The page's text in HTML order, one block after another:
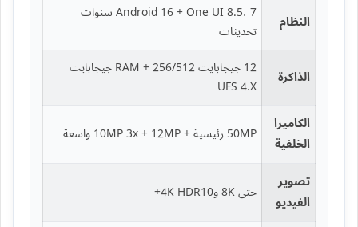
النظام
Android 16 + One UI 8.5، 7 سنوات
تحديثات
الذاكرة
12 جيجابايت RAM + 256/512 جيجابايت
UFS 4.X
الكاميرا
الخلفية
50MP رئيسية + 10MP 3x + 12MP واسعة
تصوير
الفيديو
حتى 8K و4K HDR10+